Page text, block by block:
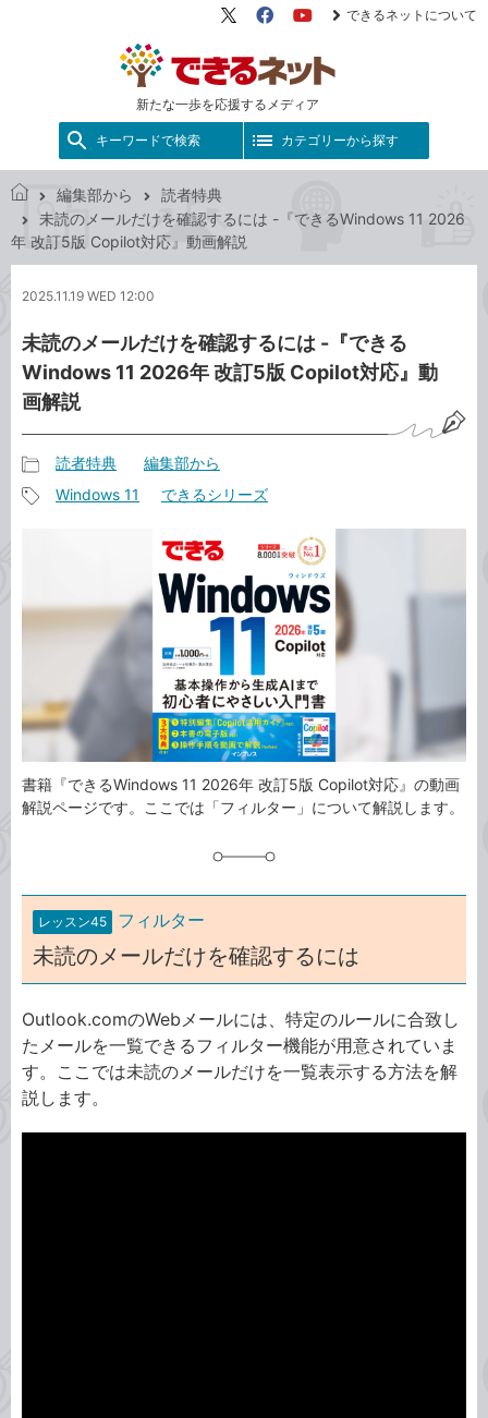
新たな一歩を応援するメディア
X（旧
FacebookYouTube
できるネットについて
キーワードで検索 カテゴリーから探す
で
き
ッ
編集部から
読者特典
未読のメールだけを確認するには -『できるWindows 11 2026
年 改訂5版 Copilot対応』動画解説
2025.11.19 WED 12:00
未読のメールだけを確認するには -『できる
Windows 11 2026年 改訂5版 Copilot対応』動
画解説
事
リ
読者特典 編集部から
Windows 11 できるシリーズ
書籍『できるWindows 11 2026年 改訂5版 Copilot対応』の動画
解説ページです。ここでは「フィルター」について解説します。
レッスン45 フィルター
未読のメールだけを確認するには
Outlook.comのWebメールには、特定のルールに合致し
たメールを一覧できるフィルター機能が用意されていま
す。ここでは未読のメールだけを一覧表示する方法を解
説します。